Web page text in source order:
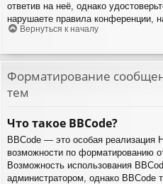
ответив на неё, однако
нарушаете правила конференции,
Вернуться к началу
Форматирование
тем
Что такое BBCode?
BBCode — это особая
возможности по форматированию
Возможность использования
администратором, однако BBCode